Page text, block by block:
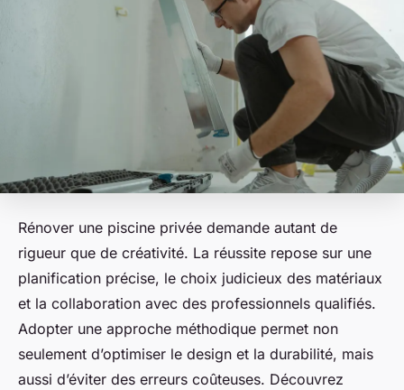
Rénover une piscine privée demande autant de
rigueur que de créativité. La réussite repose sur une
planification précise, le choix judicieux des matériaux
et la collaboration avec des professionnels qualifiés.
Adopter une approche méthodique permet non
seulement d’optimiser le design et la durabilité, mais
aussi d’éviter des erreurs coûteuses. Découvrez